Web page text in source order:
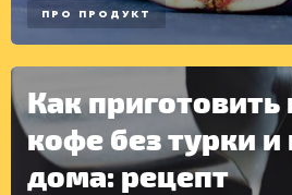
ДРУГОЕ
ПРО ПРОДУКТ
Как
кофе без турки
дома: рецепт